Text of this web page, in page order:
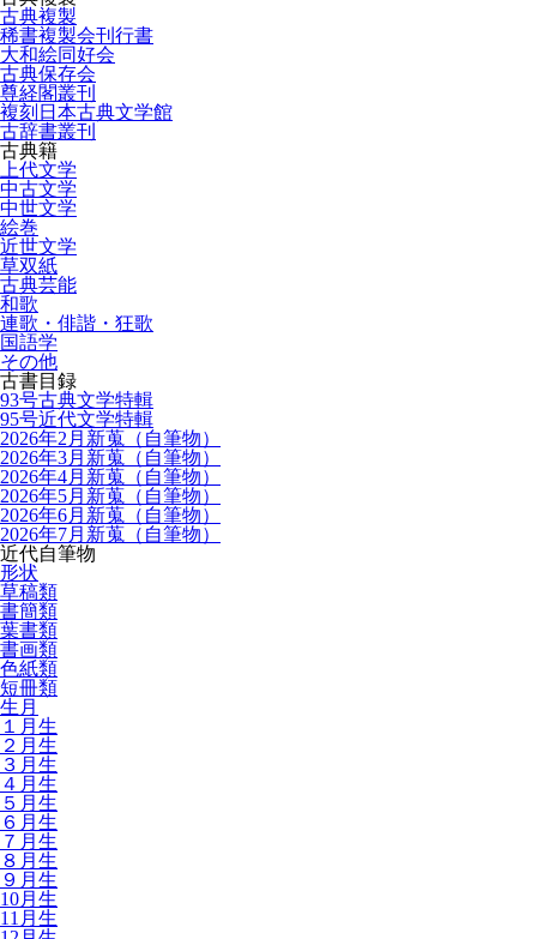
古典複製
稀書複製会刊行書
大和絵同好会
古典保存会
尊経閣叢刊
複刻日本古典文学館
古辞書叢刊
古典籍
上代文学
中古文学
中世文学
絵巻
近世文学
草双紙
古典芸能
和歌
連歌・俳諧・狂歌
国語学
その他
古書目録
93号古典文学特輯
95号近代文学特輯
2026年2月新蒐（自筆物）
2026年3月新蒐（自筆物）
2026年4月新蒐（自筆物）
2026年5月新蒐（自筆物）
2026年6月新蒐（自筆物）
2026年7月新蒐（自筆物）
近代自筆物
形状
草稿類
書簡類
葉書類
書画類
色紙類
短冊類
生月
１月生
２月生
３月生
４月生
５月生
６月生
７月生
８月生
９月生
10月生
11月生